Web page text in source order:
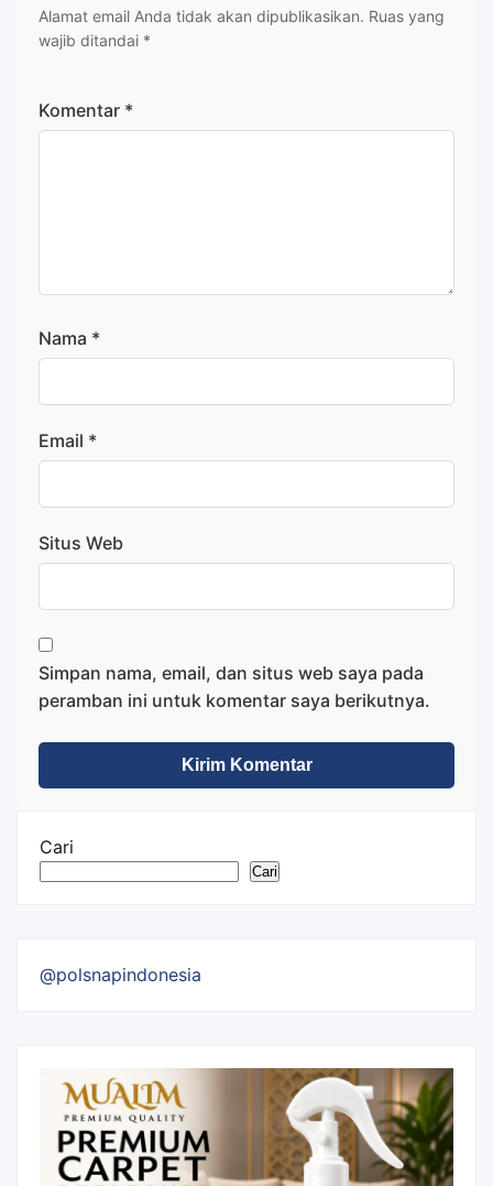
Alamat email Anda tidak akan dipublikasikan. Ruas yang
wajib ditandai *
Komentar *
Nama *
Email *
Situs Web
Simpan nama, email, dan situs web saya pada
peramban ini untuk komentar saya berikutnya.
Cari
Cari
@polsnapindonesia